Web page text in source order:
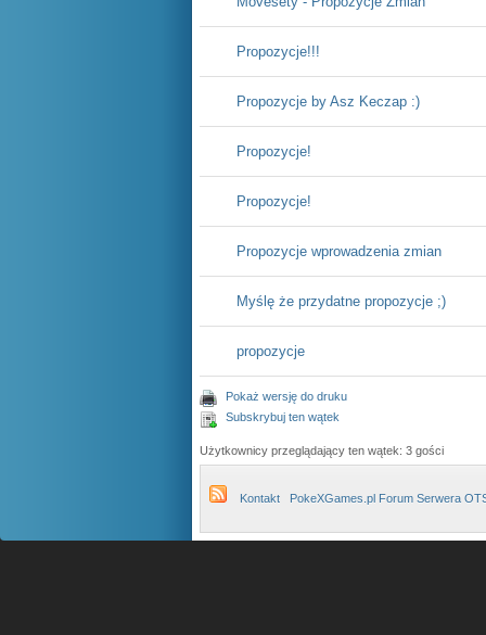
Propozycje!!!
Propozycje by Asz Keczap :)
Propozycje!
Propozycje!
Propozycje wprowadzenia zmian
Myślę że przydatne propozycje ;)
propozycje
Pokaż wersję do druku
Subskrybuj ten wątek
Użytkownicy przeglądający ten wątek: 3 gości
Kontakt PokeXGames.pl Forum Serwera